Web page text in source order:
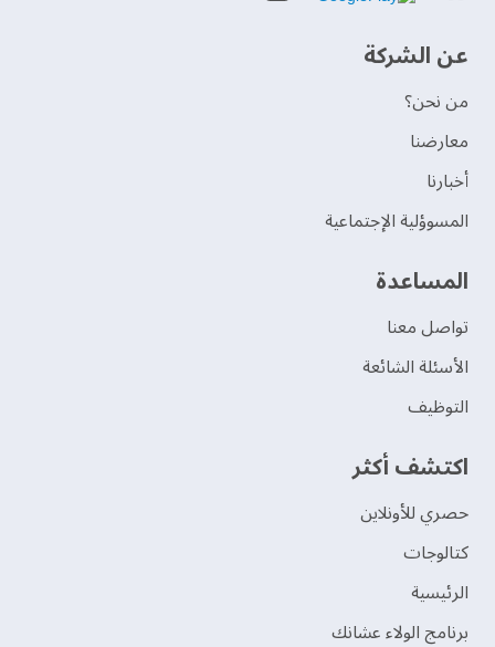
عن الشركة
من نحن؟
‫معارضنا‬
‫أخبارنا‬
المسوؤلية الإجتماعية
‫المساعدة‬
تواصل معنا
الأسئلة الشائعة
التوظيف
اكتشف أكثر
حصري للأونلاين
‫كتالوجات‬
الرئيسية
برنامج الولاء عشانك